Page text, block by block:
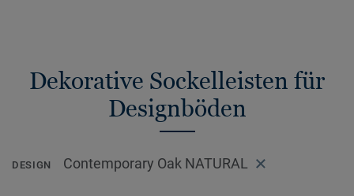
Dekorative Sockelleisten für
Designböden
DESIGN Contemporary Oak NATURAL